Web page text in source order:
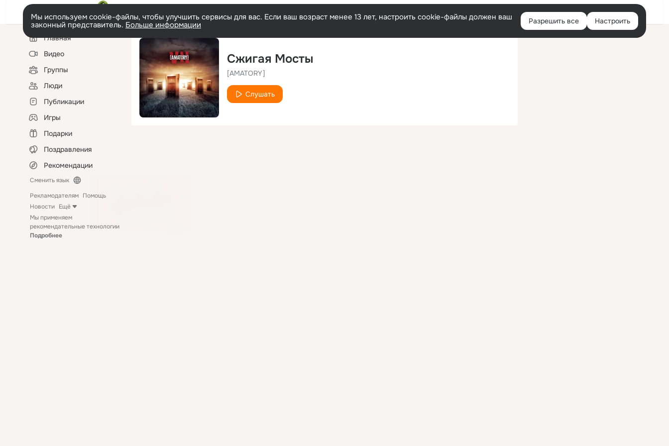
Войти
Мы используем cookie-файлы, чтобы улучшить сервисы для вас. Если ваш возраст менее 13 лет, настроить cookie-файлы должен ваш
законный представитель. Больше информации Разрешить все Настроить
Левая
колонкаГлавная
Видео
Группы
Люди
Публикации
Игры
Подарки
Поздравления
Рекомендации
Сменить язык
Рекламодателям Помощь
Новости Ещё
Мы применяем
рекомендательные технологии
Подробнее
Сжигая Мосты
[AMATORY]
Слушать